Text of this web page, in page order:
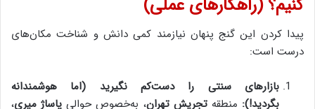
پیدا کردن این گنج پنهان نیازمند کمی دانش و شناخت مکان‌های
درست است:
بازارهای سنتی را دست‌کم نگیرید (اما هوشمندانه
بگردید!): منطقهتجریش تهران، به‌خصوص حوالی پاساژ میری،